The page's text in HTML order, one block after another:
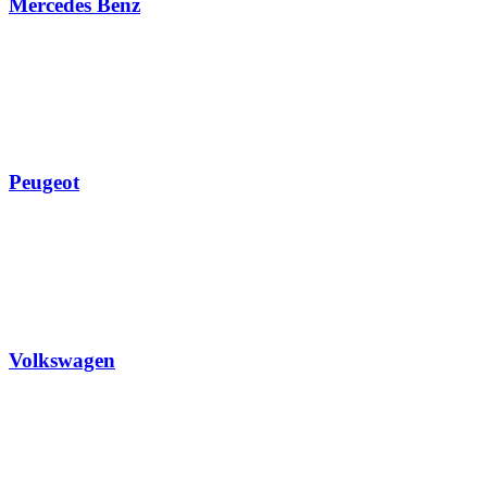
Mercedes Benz
Peugeot
Volkswagen